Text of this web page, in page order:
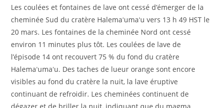
Les coulées et fontaines de lave ont cessé d’émerger de la
cheminée Sud du cratère Halemaʻumaʻu vers 13 h 49 HST le
20 mars. Les fontaines de la cheminée Nord ont cessé
environ 11 minutes plus tôt. Les coulées de lave de
l’épisode 14 ont recouvert 75 % du fond du cratère
Halemaʻumaʻu. Des taches de lueur orange sont encore
visibles au fond du cratère la nuit, la lave éruptive
continuant de refroidir. Les cheminées continuent de